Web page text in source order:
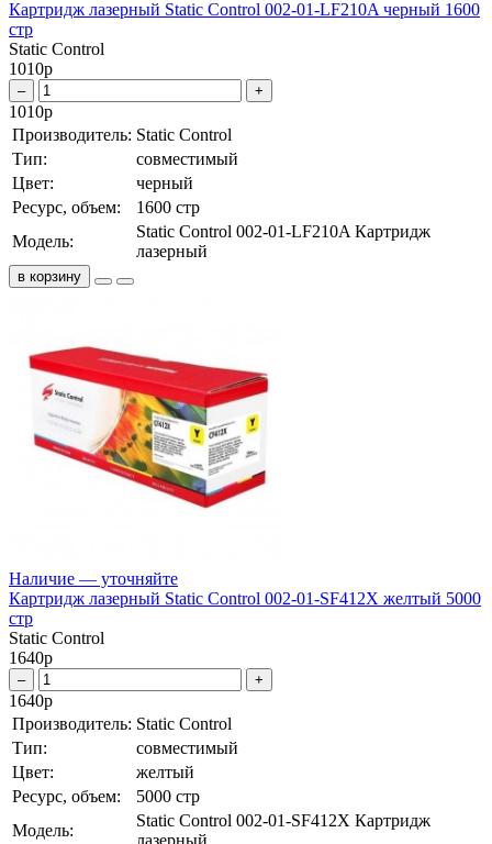
Картридж лазерный Static Control 002-01-LF210A черный 1600
стр
Static Control
1010р
– +
1010р
Производитель: Static Control
Тип:
совместимый
Цвет:
черный
Ресурс, объем:
1600 стр
Модель:
Static Control 002-01-LF210A Картридж
лазерный
в корзину
Наличие — уточняйте
Картридж лазерный Static Control 002-01-SF412X желтый 5000
стр
Static Control
1640р
– +
1640р
Производитель: Static Control
Тип:
совместимый
Цвет:
желтый
Ресурс, объем:
5000 стр
Модель:
Static Control 002-01-SF412X Картридж
лазерный